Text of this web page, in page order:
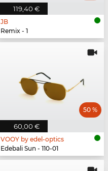
119,40 €
JB
Remix - 1
60,00 €
50 %
VOOY by edel-optics
Edebali Sun - 110-01